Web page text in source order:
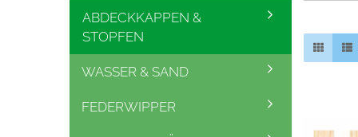
ABDECKKAPPEN &
STOPFEN
WASSER & SAND
FEDERWIPPER